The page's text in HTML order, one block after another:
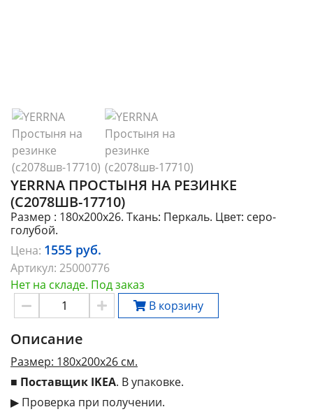
YERRNA ПРОСТЫНЯ НА РЕЗИНКЕ
(С2078ШВ-17710)
Размер : 180х200х26. Ткань: Перкаль. Цвет: серо-
голубой.
Цена: 1555 руб.
Артикул: 25000776
Нет на складе. Под заказ
В корзину
Описание
Размер: 180х200х26 см.
■ Поставщик IKEA. В упаковке.
▶ Проверка при получении.